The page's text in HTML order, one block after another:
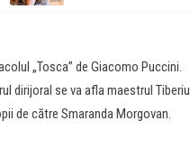
„Tosca” de Giacomo Puccini.
dirijoral se va afla maestrul Tiberiu
de către Smaranda Morgovan.